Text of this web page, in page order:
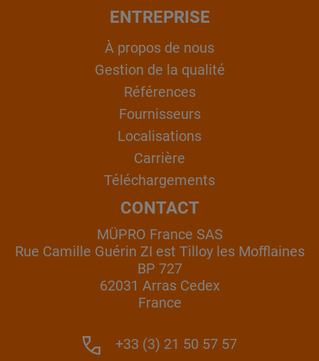
ENTREPRISE
À propos de nous
Gestion de la qualité
Références
Fournisseurs
Localisations
Carrière
Téléchargements
CONTACT
MÜPRO France SAS
Rue Camille Guérin ZI est Tilloy les Mofflaines
BP 727
62031 Arras Cedex
France
+33 (3) 21 50 57 57